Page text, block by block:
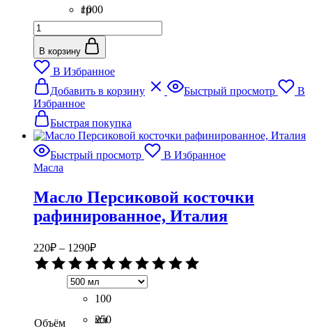
гр
1000
Количество
товара
Масло
Бабассу
рафинированное,
пр.
Италия
В корзину
В Избранное
Добавить в корзину
Этот
товар
вариаций.
Опции
можно
странице
товара.
Быстрый просмотр
В
Избранное
Быстрая покупка
Быстрый просмотр
В Избранное
Масла
Масло Персиковой косточки
рафинированное, Италия
220₽ – 1290₽Диапазон
цен:
220₽
–
1290₽
Объём
100
мл
250